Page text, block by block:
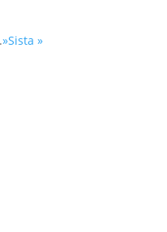
»Sista »